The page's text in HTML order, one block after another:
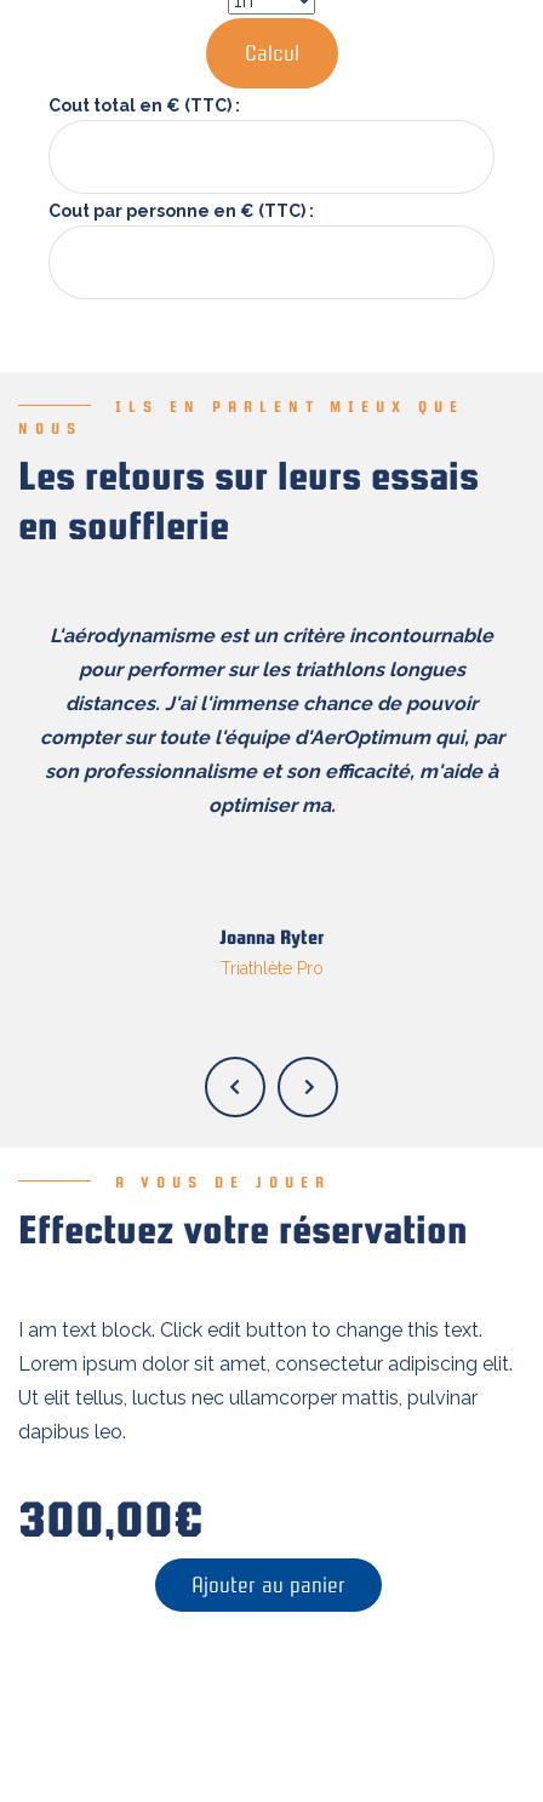
Calcul
Cout total en € (TTC) :
Cout par personne en € (TTC) :
ILS EN PARLENT MIEUX QUE
NOUS
Les retours sur leurs essais
en soufflerie
L'aérodynamisme est un critère incontournable
pour performer sur les triathlons longues
distances. J'ai l'immense chance de pouvoir
compter sur toute l'équipe d'AerOptimum qui, par
son professionnalisme et son efficacité, m'aide à
optimiser ma.
Joanna Ryter
Triathlète Pro
A VOUS DE JOUER
Effectuez votre réservation
I am text block. Click edit button to change this text.
Lorem ipsum dolor sit amet, consectetur adipiscing elit.
Ut elit tellus, luctus nec ullamcorper mattis, pulvinar
dapibus leo.
300,00€
Ajouter au panier